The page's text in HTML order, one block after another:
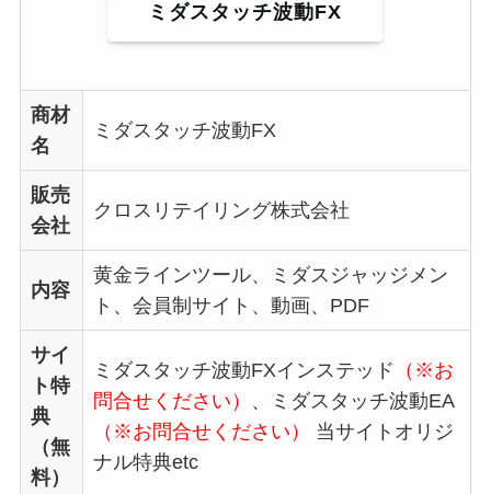
ミダスタッチ波動FX
商材
名
ミダスタッチ波動FX
販売
会社
クロスリテイリング株式会社
内容
黄金ラインツール、ミダスジャッジメン
ト、会員制サイト、動画、PDF
サイ
ト特
典
（無
料）
ミダスタッチ波動FXインステッド （※お
問合せください）
、ミダスタッチ波動EA
（※お問合せください）
当サイトオリジ
ナル特典etc